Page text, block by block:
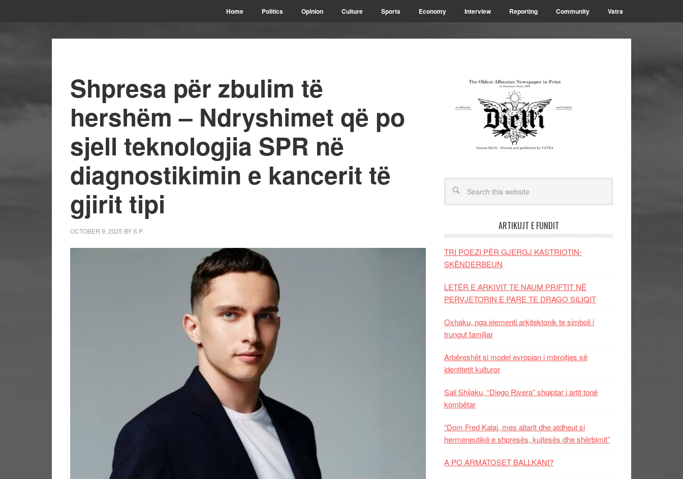
Home Politics Opinion Culture Sports Economy Interview Reporting Community Vatra
Shpresa për zbulim të
hershëm – Ndryshimet që po
sjell teknologjia SPR në
diagnostikimin e kancerit të
gjirit tipi
OCTOBER 9, 2025 BYS P ARTIKUJT E FUNDIT
TRI POEZI PËR GJERGJ KASTRIOTIN-
SKËNDERBEUN
LETËR E ARKIVIT TE NAUM PRIFTIT NË
PERVJETORIN E PARE TE DRAGO SILIQIT
Oxhaku, nga elementi arkitektonik te simboli i
trungut familjar
Arbëreshët si model evropian i mbrojtjes së
identitetit kulturor
Sali Shijaku, “Diego Rivera” shqiptar i artit tonë
kombëtar
“Dom Fred Kalaj, mes altarit dhe atdheut si
hermeneutikë e shpresës, kujtesës dhe shërbimit”
A PO ARMATOSET BALLKANI?